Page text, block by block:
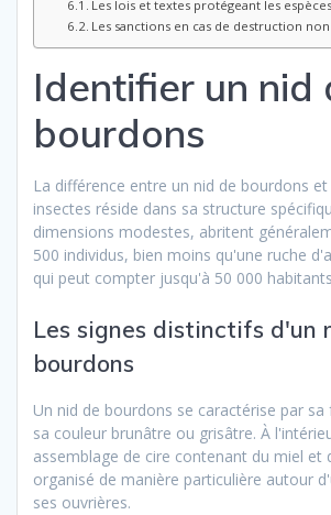
Les lois et textes protégeant les
Les sanctions en cas de destruction
Identifier un nid
bourdons
La différence entre un nid de bourdons
insectes réside dans sa structure
dimensions modestes, abritent
500 individus, bien moins qu'une ruche
qui peut compter jusqu'à 50 000
Les signes distinctifs d'un
bourdons
Un nid de bourdons se caractérise par
sa couleur brunâtre ou grisâtre. À
assemblage de cire contenant du miel et
organisé de manière particulière autour
ses ouvrières.